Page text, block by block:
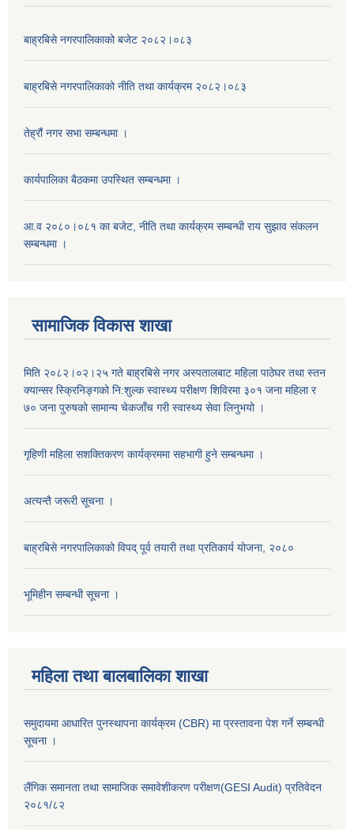
बाह्रबिसे नगरपालिकाको बजेट २०८२।०८३
बाह्रबिसे नगरपालिकाको नीति तथा कार्यक्रम २०८२।०८३
तेह्रौं नगर सभा सम्बन्धमा ।
कार्यपालिका बैठकमा उपस्थित सम्बन्धमा ।
आ.व २०८०।०८१ का बजेट, नीति तथा कार्यक्रम सम्बन्धी राय सुझाव संकलन
सम्बन्धमा ।
सामाजिक विकास शाखा
मिति २०८२।०२।२५ गते बाह्रबिसे नगर अस्पतालबाट महिला पाठेघर तथा स्तन
क्यान्सर स्क्रिनिङ्गको नि:शुल्क स्वास्थ्य परीक्षण शिविरमा ३०१ जना महिला र
७० जना पुरुषको सामान्य चेकजाँच गरी स्वास्थ्य सेवा लिनुभयो ।
गृहिणी महिला सशक्तिकरण कार्यक्रममा सहभागी हुने सम्बन्धमा ।
अत्यन्तै जरूरी सूचना ।
बाह्रबिसे नगरपालिकाको विपद् पूर्व तयारी तथा प्रतिकार्य योजना, २०८०
भूमिहीन सम्बन्धी सूचना ।
महिला तथा बालबालिका शाखा
समुदायमा आधारित पुनस्थापना कार्यक्रम (CBR) मा प्रस्तावना पेश गर्ने सम्बन्धी
सूचना ।
लैंगिक समानता तथा सामाजिक समावेशीकरण परीक्षण(GESI Audit) प्रतिवेदन
२०८१/८२